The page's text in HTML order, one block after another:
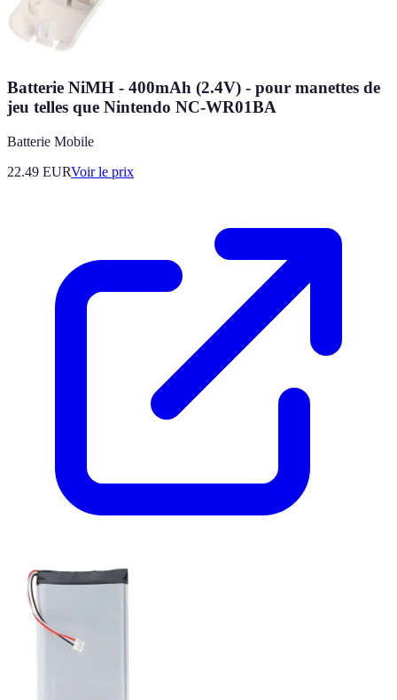
Batterie NiMH - 400mAh (2.4V) - pour manettes de
jeu telles que Nintendo NC-WR01BA
Batterie Mobile
22.49 EURVoir le prix